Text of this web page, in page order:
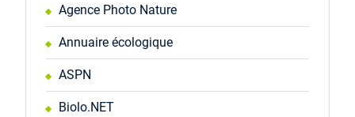
Agence Photo Nature
Annuaire écologique
ASPN
Biolo.NET